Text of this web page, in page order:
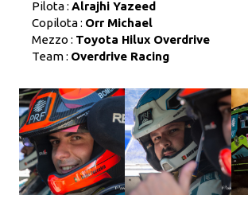
Pilota : Alrajhi Yazeed
Copilota : Orr Michael
Mezzo : Toyota Hilux Overdrive
Team : Overdrive Racing